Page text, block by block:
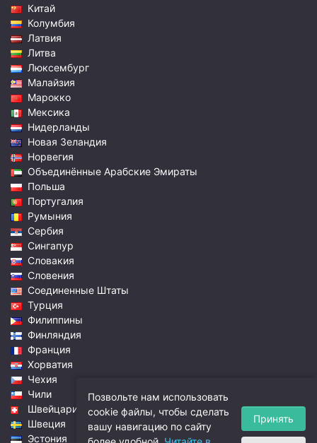
Китай
Колумбия
Латвия
Литва
Люксембург
Малайзия
Марокко
Мексика
Нидерланды
Новая Зеландия
Норвегия
Объединённые Арабские Эмираты
Польша
Португалия
Румыния
Сербия
Сингапур
Словакия
Словения
Соединенные Штаты
Турция
Филиппины
Финляндия
Франция
Хорватия
Чехия
Чили
Швейцария
Швеция
Эстония
Позвольте нам использовать
cookie файлы, чтобы сделать
вашу навигацию по сайту
Принять